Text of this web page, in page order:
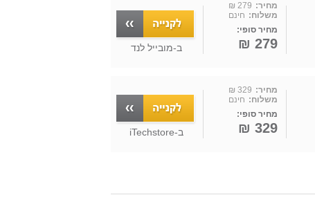
מחיר: 279 ₪
משלוח: חינם
מחיר סופי:
279 ₪ ב-מובייל לנד
מחיר: 329 ₪
משלוח: חינם
מחיר סופי:
329 ₪ ב-iTechstore